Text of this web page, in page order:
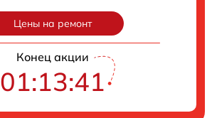
Цены на ремонт
Конец акции
01:13:40